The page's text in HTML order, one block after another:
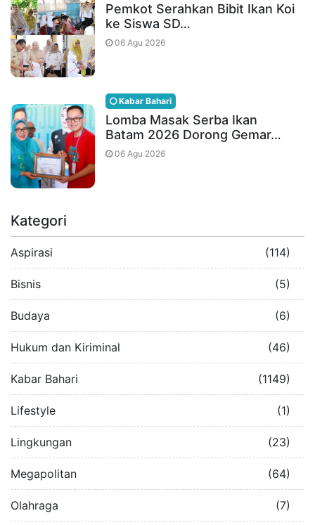
Pemkot Serahkan Bibit Ikan Koi
ke Siswa SD…
06 Agu 2026
Kabar Bahari
Lomba Masak Serba Ikan
Batam 2026 Dorong Gemar…
06 Agu 2026
Kategori
Aspirasi (114)
Bisnis (5)
Budaya (6)
Hukum dan Kiriminal (46)
Kabar Bahari (1149)
Lifestyle (1)
Lingkungan (23)
Megapolitan (64)
Olahraga (7)